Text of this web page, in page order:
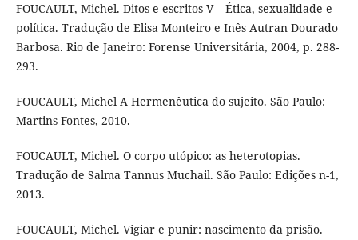
FOUCAULT, Michel. Ditos e escritos V – Ética, sexualidade e
política. Tradução de Elisa Monteiro e Inês Autran Dourado
Barbosa. Rio de Janeiro: Forense Universitária, 2004, p. 288-
293.
FOUCAULT, Michel A Hermenêutica do sujeito. São Paulo:
Martins Fontes, 2010.
FOUCAULT, Michel. O corpo utópico: as heterotopias.
Tradução de Salma Tannus Muchail. São Paulo: Edições n-1,
2013.
FOUCAULT, Michel. Vigiar e punir: nascimento da prisão.